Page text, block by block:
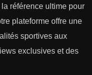
référence ultime pour
plateforme offre une
sportives aux
exclusives et des